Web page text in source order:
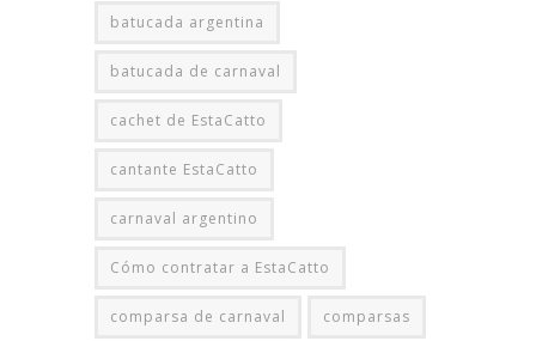
batucada argentina
batucada de carnaval
cachet de EstaCatto
cantante EstaCatto
carnaval argentino
Cómo contratar a EstaCatto
comparsa de carnaval comparsas